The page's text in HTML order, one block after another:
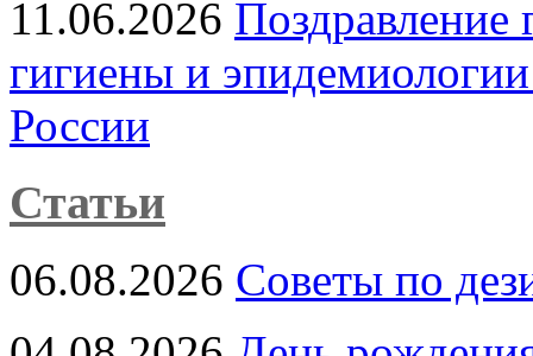
11.06.2026 Поздравление
гигиены и
России
Статьи
06.08.2026 Советы по